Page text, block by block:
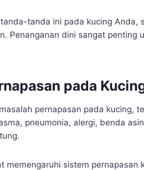
tanda ini pada kucing Anda,
Penanganan dini sangat penting
pada
pernapasan pada kucing,
pneumonia, alergi, benda
memengaruhi sistem pernapasan